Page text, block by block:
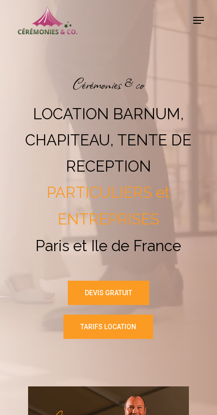
Menu
Cérémonies & co
LOCATION BARNUM,
CHAPITEAU, TENTE DE
RECEPTION
PARTICULIERS et
ENTREPRISES
Paris et Ile de France
DEVIS GRATUIT
TARIFS LOCATION